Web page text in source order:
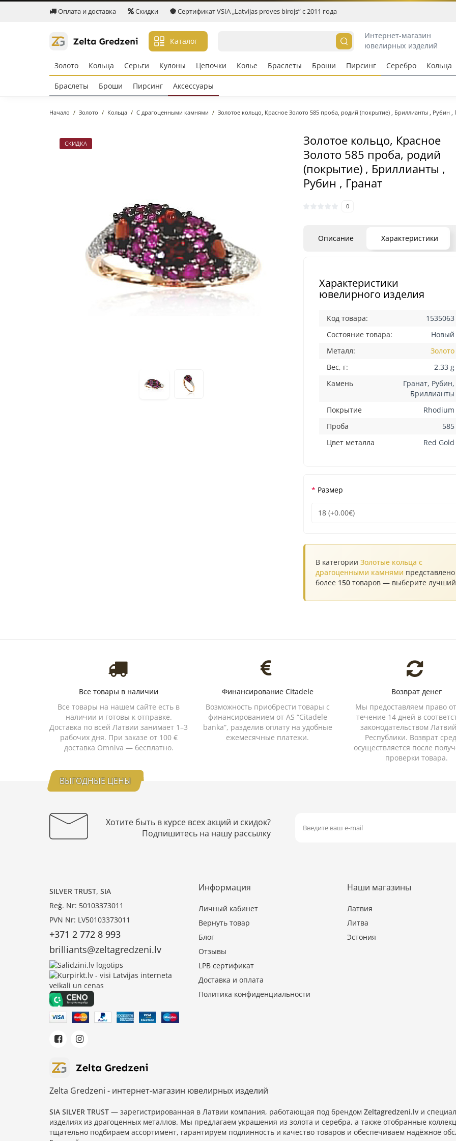
Оплата и доставка Скидки Сертификат VSIA „Latvijas proves birojs” c 2011 года
Каталог
Интернет-магазин
ювелирных изделий
Золото Кольцa Серьги Кулоны Цепочки Колье Браслеты Броши Пирсинг Серебро Кольцa
Браслеты Броши Пирсинг Аксессуары
Начало Золото Кольцa С драгоценными камнями Золотое кольцо, Красное Золото 585 проба, родий (покрытие) , Бриллианты , Рубин ,
СКИДКА
Золотое кольцо, Красное
Золото 585 проба, родий
(покрытие) , Бриллианты ,
Рубин , Гранат
0
Описание Характеристики
Характеристики
ювелирного изделия
Код товара:
1535063
Состояние товара:
Новый
Металл:
Золото
Вес, г:
2.33 g
Камень
Гранат, Рубин,
Бриллианты
Покрытие
Rhodium
Проба
585
Цвет металла
Red Gold
Размер
В категорииЗолотые кольца с
драгоценными камнями представлено
более 150 товаров — выберите
Все товары в наличии
Все товары на нашем сайте есть в
наличии и готовы к отправке.
Доставка по всей Латвии занимает 1–3
рабочих дня. При заказе от 100 €
доставка Omniva — бесплатно.
Финансирование Citadele
Возможность приобрести товары с
финансированием от AS “Citadele
banka”, разделив оплату на удобные
ежемесячные платежи.
Возврат денег
Мы предоставляем право
течение 14 дней в
законодательством
Республики. Возврат
осуществляется после
проверки товара.
ВЫГОДНЫЕ ЦЕНЫ
Хотите быть в курсе всех акций и скидок?
Подпишитесь на нашу рассылку
SILVER TRUST, SIA
Reģ. Nr: 50103373011
PVN Nr: LV50103373011
+371 2 772 8 993
brilliants@zeltagredzeni.lv
Информация
Личный кабинет
Вернуть товар
Блог
Отзывы
LPB сертификат
Доставка и оплата
Политика конфиденциальности
Наши магазины
Латвия
Литва
Эстония
Zelta Gredzeni - интернет-магазин ювелирных изделий
SIA SILVER TRUST — зарегистрированная в Латвии компания, работающая под брендом Zeltagredzeni.lv и
изделиях из драгоценных металлов. Мы предлагаем украшения из золота и серебра, а также отобранные
тщательно подбираем ассортимент, гарантируем подлинность и качество товаров и обеспечиваем надёжное